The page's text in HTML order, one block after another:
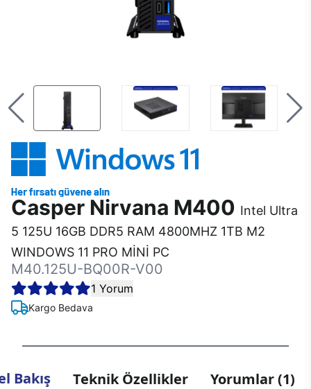
Casper Nirvana M400 Intel Ultra
5 125U 16GB DDR5 RAM 4800MHZ 1TB M2
WINDOWS 11 PRO MİNİ PC
M40.125U-BQ00R-V00
1 Yorum
Kargo Bedava
Bakış Teknik Özellikler Yorumlar (1)